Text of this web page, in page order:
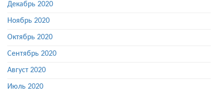
Декабрь 2020
Ноябрь 2020
Октябрь 2020
Сентябрь 2020
Август 2020
Июль 2020